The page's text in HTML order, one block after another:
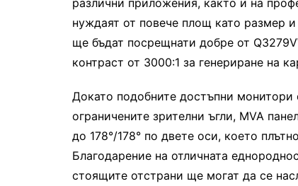
нуждаят от повече площ като размер
ще бъдат посрещнати добре от
контраст от 3000:1 за генериране на
Докато подобните достъпни монитори
ограничените зрителни ъгли, MVA
до 178°/178° по двете оси, което
Благодарение на отличната
стоящите отстрани ще могат да се